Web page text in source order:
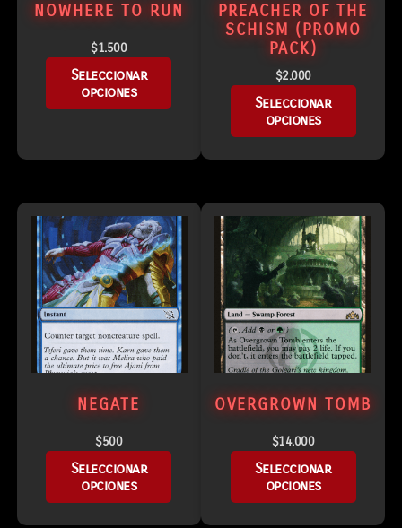
NOWHERE TO RUN
$1.500
Seleccionar
opciones
PREACHER OF THE
SCHISM (PROMO
PACK)
$2.000
Seleccionar
opciones
NEGATE
$500
Seleccionar
opciones
OVERGROWN TOMB
$14.000
Seleccionar
opciones